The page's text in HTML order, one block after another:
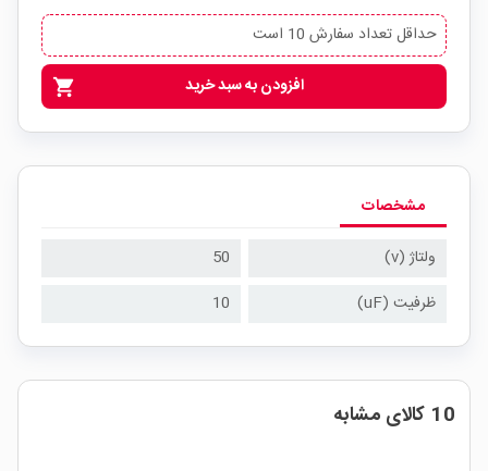
حداقل تعداد سفارش 10 است
shopping_cart افزودن به سبد خرید
مشخصات
ولتاژ (v)
50
ظرفیت (uF)
10
10 کالای مشابه